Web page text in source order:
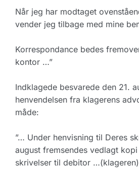
Når jeg har modtaget
vender jeg tilbage med mine
Korrespondance bedes
kontor …”
Indklagede besvarede den 21.
henvendelsen fra klagerens
måde:
”… Under henvisning til Deres
august fremsendes vedlagt
skrivelser til debitor